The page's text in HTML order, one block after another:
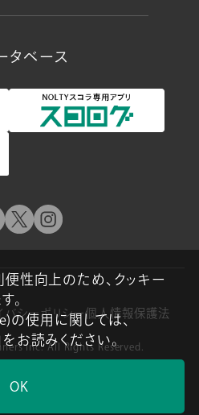
タベース
バシーポリシー個人情報保護法
Inc. All Rights Reserved.
便性向上のため、クッキー
。
の使用に関しては、
」をお読みください。
OK